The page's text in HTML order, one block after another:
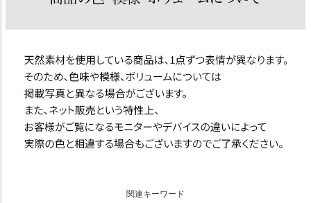
関連キーワード